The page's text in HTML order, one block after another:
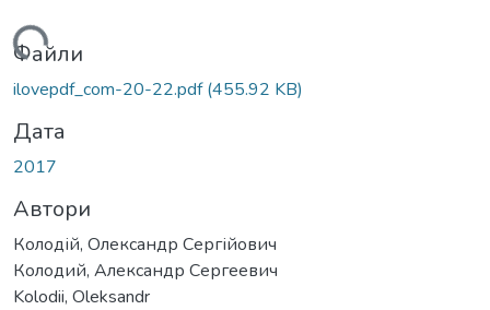
Файли
ilovepdf_com-20-22.pdf(455.92 KB)
Дата
2017
Автори
Колодій, Олександр Сергійович
Колодий, Александр Сергеевич
Kolodii, Oleksandr